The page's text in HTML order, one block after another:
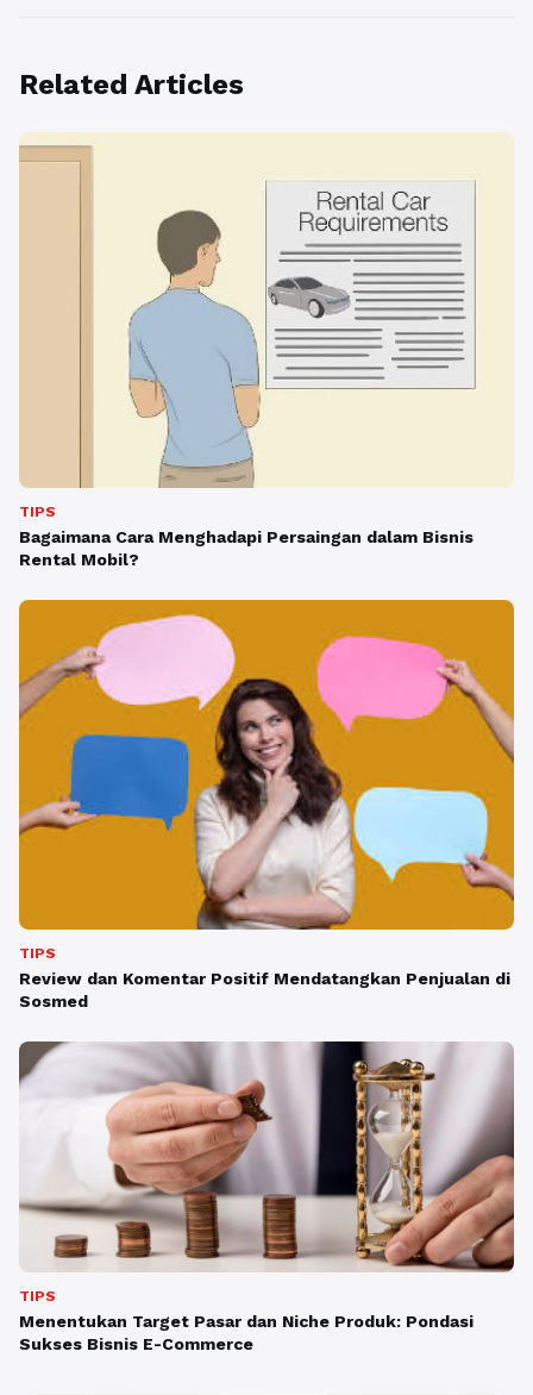
Related Articles
TIPS
Bagaimana Cara Menghadapi Persaingan dalam Bisnis
Rental Mobil?
TIPS
Review dan Komentar Positif Mendatangkan Penjualan di
Sosmed
TIPS
Menentukan Target Pasar dan Niche Produk: Pondasi
Sukses Bisnis E-Commerce